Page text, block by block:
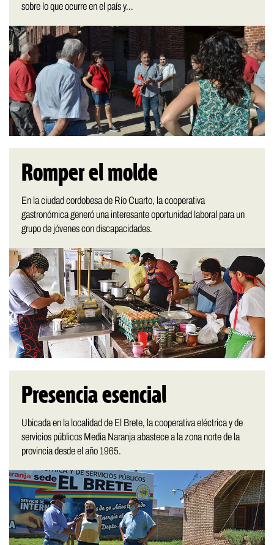
sobre lo que ocurre en el país y...
Romper el molde
En la ciudad cordobesa de Río Cuarto, la cooperativa
gastronómica generó una interesante oportunidad laboral para un
grupo de jóvenes con discapacidades.
Presencia esencial
Ubicada en la localidad de El Brete, la cooperativa eléctrica y de
servicios públicos Media Naranja abastece a la zona norte de la
provincia desde el año 1965.